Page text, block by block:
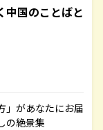
中国のことばと
」があなたにお届
の絶景集